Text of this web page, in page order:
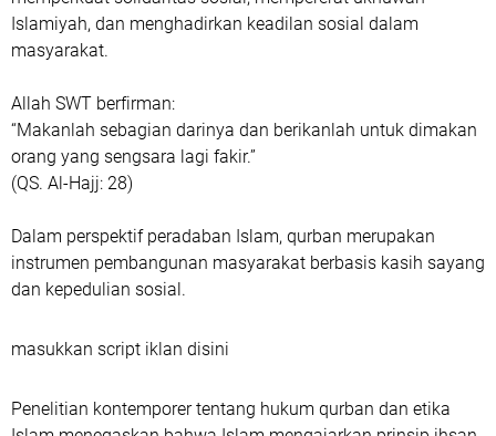
Islamiyah, dan menghadirkan keadilan sosial dalam
masyarakat.
Allah SWT berfirman:
“Makanlah sebagian darinya dan berikanlah untuk dimakan
orang yang sengsara lagi fakir.”
(QS. Al-Hajj: 28)
Dalam perspektif peradaban Islam, qurban merupakan
instrumen pembangunan masyarakat berbasis kasih sayang
dan kepedulian sosial.
masukkan script iklan disini
Penelitian kontemporer tentang hukum qurban dan etika